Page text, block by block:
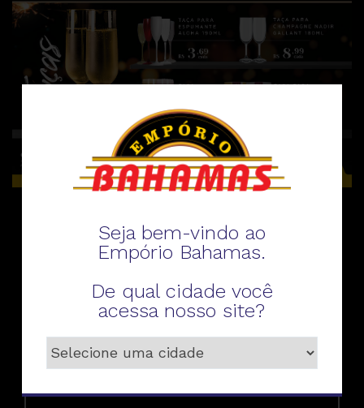
Fale conosco
Seja bem-vindo ao
Empório Bahamas.
De qual cidade você
acessa nosso site?